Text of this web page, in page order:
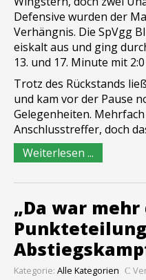
Defensive wurden der
Verhängnis. Die SpVgg
eiskalt aus und ging
13. und 17. Minute mit
Trotz des Rückstands
und kam vor der Pause
Gelegenheiten.
Anschlusstreffer, doch
Weiterlesen ...
„Da war mehr
Kategorie: Alle Kategorien